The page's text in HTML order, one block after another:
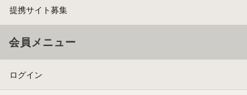
提携サイト募集
会員メニュー
ログイン